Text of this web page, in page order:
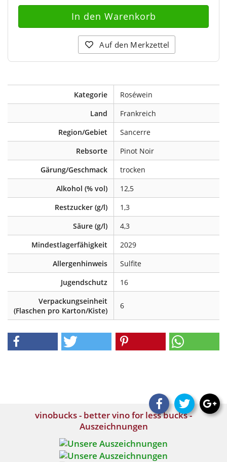
Auf den Merkzettel
Kategorie
Roséwein
Land
Frankreich
Region/Gebiet
Sancerre
Rebsorte
Pinot Noir
Gärung/Geschmack
trocken
Alkohol (% vol)
12,5
Restzucker (g/l)
1,3
Säure (g/l)
4,3
Mindestlagerfähigkeit
2029
Allergenhinweis
Sulfite
Jugendschutz
16
Verpackungseinheit
(Flaschen pro Karton/Kiste)
6
vinobucks - better vino for less bucks -
Auszeichnungen